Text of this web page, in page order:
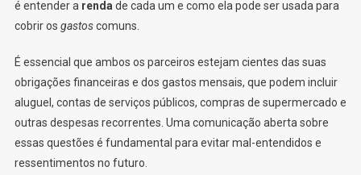
é entender a renda de cada um e como ela pode ser usada para
cobrir os gastoscomuns.
É essencial que ambos os parceiros estejam cientes das suas
obrigações financeiras e dos gastos mensais, que podem incluir
aluguel, contas de serviços públicos, compras de supermercado e
outras despesas recorrentes. Uma comunicação aberta sobre
essas questões é fundamental para evitar mal-entendidos e
ressentimentos no futuro.